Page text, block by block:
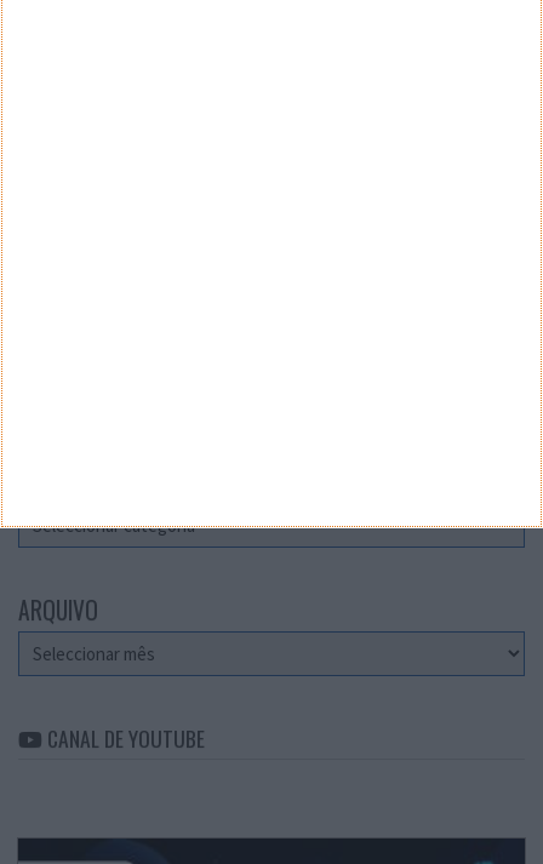
ARQUIVO
Arquivo
CANAL DE YOUTUBE